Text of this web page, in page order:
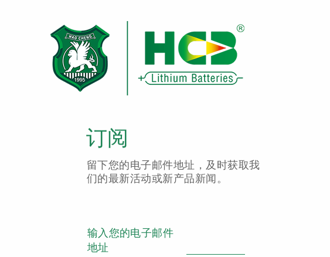
订阅
留下您的电子邮件地址，及时获取我
们的最新活动或新产品新闻。
输入您的电子邮件
地址